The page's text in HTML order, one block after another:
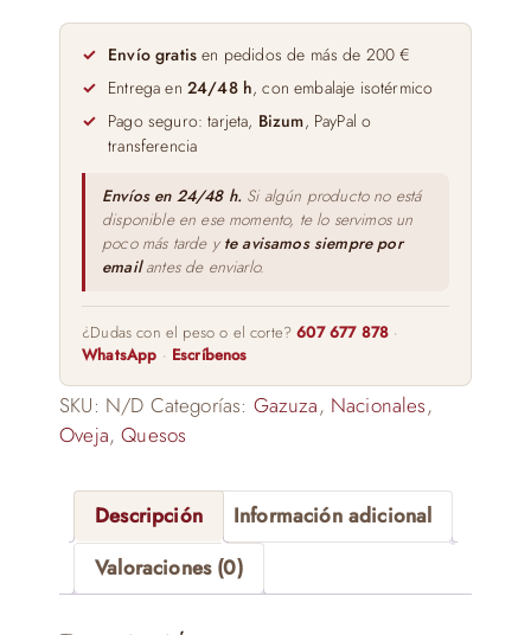
GAZUZA
cantidadEnvío gratis en pedidos de más de 200 €
Entrega en 24/48 h, con embalaje isotérmico
Pago seguro: tarjeta, Bizum, PayPal o
transferencia
Envíos en 24/48 h. Si algún producto no está
disponible en ese momento, te lo servimos un
poco más tarde y te avisamos siempre por
emailantes de enviarlo.
¿Dudas con el peso o el corte?607 677 878 ·
WhatsApp · Escríbenos
SKU: N/D Categorías: Gazuza, Nacionales,
Oveja,Quesos
Descripción
Información adicional
Valoraciones (0)